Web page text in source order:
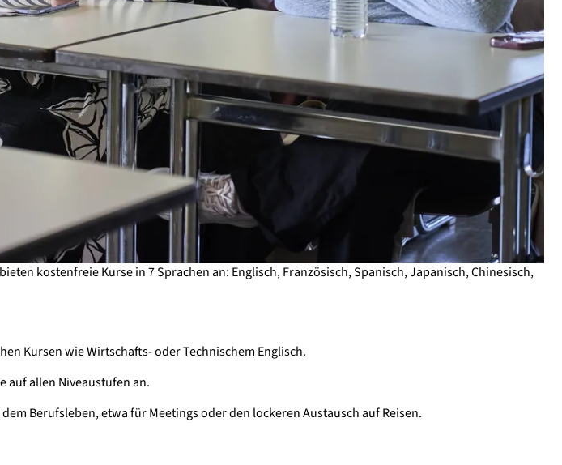
kostenfreie Kurse in 7 Sprachen an: Englisch, Französisch, Spanisch, Japanisch, Chinesisch,
Kursen wie Wirtschafts- oder Technischem Englisch.
auf allen Niveaustufen an.
Berufsleben, etwa für Meetings oder den lockeren Austausch auf Reisen.